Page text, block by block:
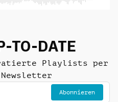
TO-DATE
Playlists per
Abonnieren